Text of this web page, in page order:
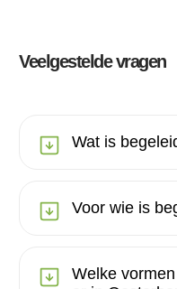
Veelgestelde vragen
Wat is
Voor wie is
Welke